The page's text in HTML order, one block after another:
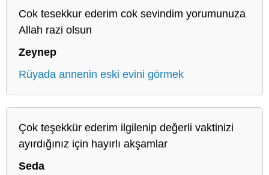
Cok tesekkur ederim cok sevindim yorumunuza
Allah razi olsun
Zeynep
Rüyada annenin eski evini görmek
Çok teşekkür ederim ilgilenip değerli vaktinizi
ayırdığınız için hayırlı akşamlar
Seda